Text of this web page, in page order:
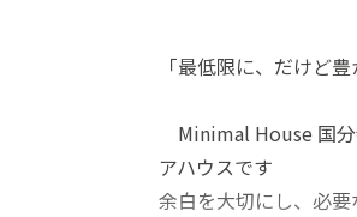
「最低限に、だけど
Minimal House 国分
アハウスです
余白を大切にし、必